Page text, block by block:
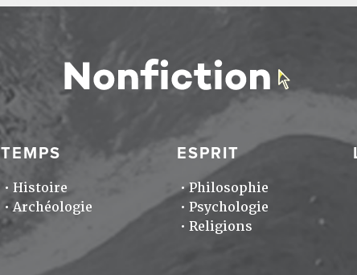
TEMPS
Histoire
Archéologie
ESPRIT
Philosophie
Psychologie
Religions